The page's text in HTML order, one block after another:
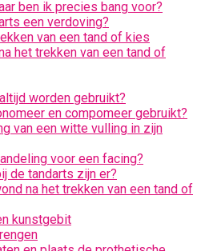
ben ik precies bang voor?
een verdoving?
van een tand of kies
het trekken van een tand of
worden gebruikt?
en compomeer gebruikt?
van een witte vulling in zijn
voor een facing?
de tandarts zijn er?
na het trekken van een tand of
kunstgebit